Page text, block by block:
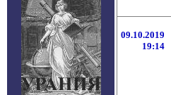
09.10.2019
19:14